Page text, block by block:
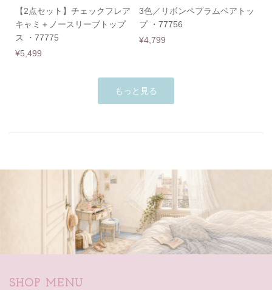
【2点セット】チェックフレア
キャミ＋ノースリーブトップ
ス ・77775
¥5,499
3色／リボンペプラムベアトッ
プ ・77756
¥4,799
もっと見る
SHOP MENU